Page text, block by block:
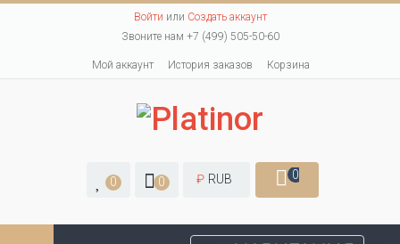
Войти или Создать аккаунт
Звоните нам +7 (499) 505-50-60
Мой аккаунт История заказов Корзина
0 0 ₽ RUB 0